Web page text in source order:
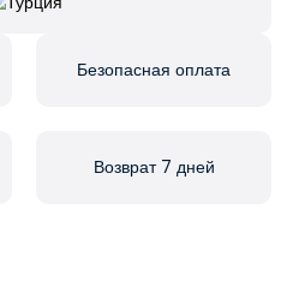
Безопасная оплата
Возврат 7 дней